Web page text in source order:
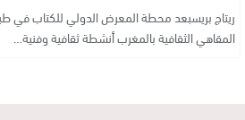
المقاهي الثقافية بالمغرب أنشطة ثقافية وفنية…